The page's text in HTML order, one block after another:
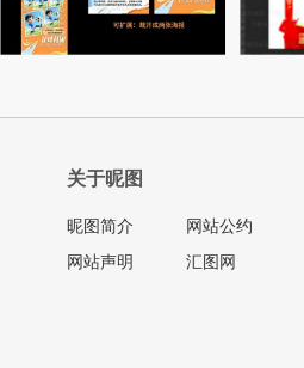
关于昵图
昵图简介
网站声明
网站公约
汇图网